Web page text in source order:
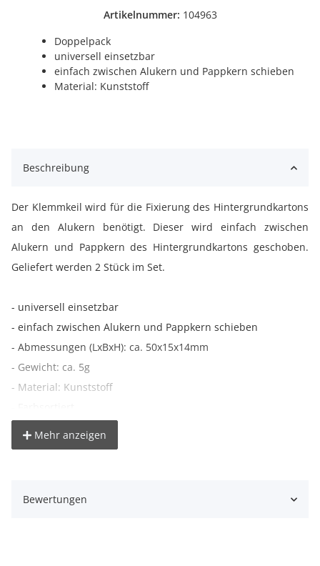
Artikelnummer: 104963
Doppelpack
universell einsetzbar
einfach zwischen Alukern und Pappkern schieben
Material: Kunststoff
Beschreibung
Der Klemmkeil wird für die Fixierung des Hintergrundkartons
an den Alukern benötigt. Dieser wird einfach zwischen
Alukern und Pappkern des Hintergrundkartons geschoben.
Geliefert werden 2 Stück im Set.
- universell einsetzbar
- einfach zwischen Alukern und Pappkern schieben
- Abmessungen (LxBxH): ca. 50x15x14mm
- Gewicht: ca. 5g
- Material: Kunststoff
Lieferumfang:
Mehr anzeigen
Bewertungen